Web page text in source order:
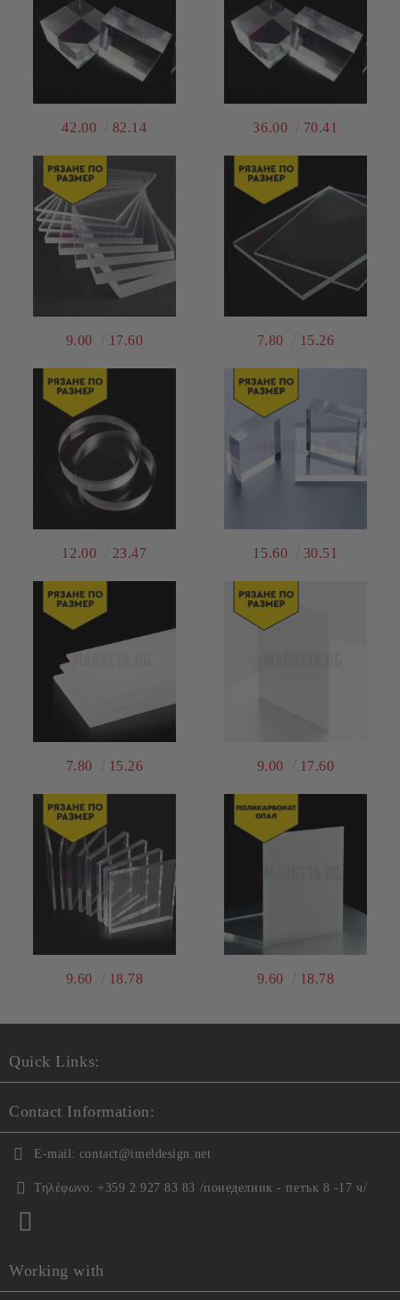
42.00 82.14 36.00 70.41
9.00 17.60 7.80 15.26
12.00 23.47 15.60 30.51
7.80 15.26 9.00 17.60
9.60 18.78 9.60 18.78
Quick Links:
Contact Information:
E-mail: contact@imeldesign.net
Τηλέφωνο: +359 2 927 83 83 /понеделник - петък 8 -17 ч/
Working with